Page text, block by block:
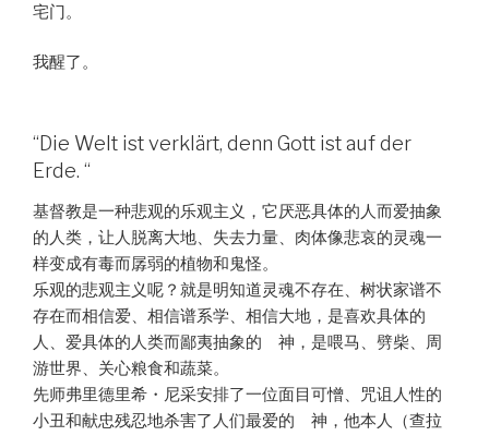
宅门。
我醒了。
“Die Welt ist verklärt, denn Gott ist auf der
Erde. “
基督教是一种悲观的乐观主义，它厌恶具体的人而爱抽象
的人类，让人脱离大地、失去力量、肉体像悲哀的灵魂一
样变成有毒而孱弱的植物和鬼怪。
乐观的悲观主义呢？就是明知道灵魂不存在、树状家谱不
存在而相信爱、相信谱系学、相信大地，是喜欢具体的
人、爱具体的人类而鄙夷抽象的 神，是喂马、劈柴、周
游世界、关心粮食和蔬菜。
先师弗里德里希・尼采安排了一位面目可憎、咒诅人性的
小丑和献忠残忍地杀害了人们最爱的 神，他本人（查拉